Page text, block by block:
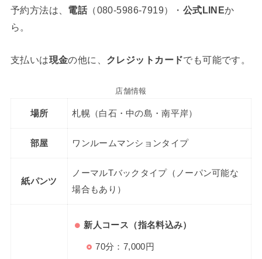
予約方法は、 電話（080-5986-7919）・ 公式LINEか
ら。
支払いは現金の他に、 クレジットカードでも可能です。
店舗情報
場所 札幌（白石・中の島・南平岸）
部屋 ワンルームマンションタイプ
紙パンツ
ノーマルTバックタイプ（ノーパン可能な
場合もあり）
新人コース（指名料込み）
70分：7,000円